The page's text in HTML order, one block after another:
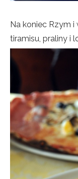
Na koniec Rzym i
tiramisu, praliny i